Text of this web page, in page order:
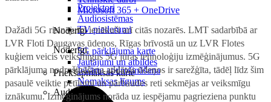
Microsoft 365 + OneDrive
Noderīgi
5G pārklājuma karte
Jautājumi un atbildes
Priekšapmaksas karte
Projektori
Audiosistēmas
TV piederumi
Noderīgi
Iekārtu apdrošināšana
Nomaksas līgums
Audio
Dažādi 5G risinājumi ienākuši arī citās nozarēs. LMT sadarbībā ar
LVR Floti Daugavas ūdeņos, Rīgas brīvostā un uz LVR Flotes
kuģiem veicis veiksmīgus 5G jūras tehnoloģiju izmēģinājumus. 5G
pārklājuma nodrošināšana atklātos ūdeņos ir sarežģīta, tādēļ līdz šim
pasaulē veiktie pētījumi un pārbaudes reti sekmējas ar veiksmīgu
iznākumu. Izmēģinājums norāda uz iespējamu pagrieziena punktu